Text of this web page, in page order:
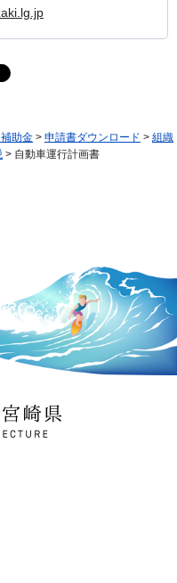
助金 > 申請書ダウンロード > 組織
> 自動車運行計画書